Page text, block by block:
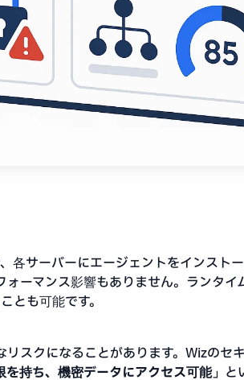
各サーバーにエージェントをインスト
ーマンス影響もありません。ランタ
とも可能です。
スクになることがあります。Wizのセ
持ち、機密データにアクセス可能」 と